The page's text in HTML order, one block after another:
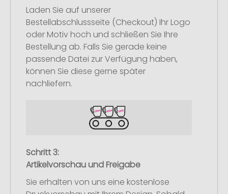
Laden Sie auf unserer
Bestellabschlussseite (Checkout) Ihr Logo
oder Motiv hoch und schließen Sie Ihre
Bestellung ab. Falls Sie gerade keine
passende Datei zur Verfügung haben,
können Sie diese gerne später
nachliefern.
Schritt 3:
Artikelvorschau und Freigabe
Sie erhalten von uns eine kostenlose